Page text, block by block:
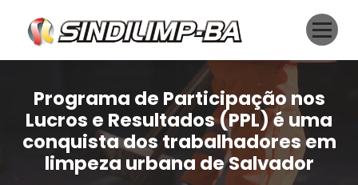
conteúdo
Programa de Participação nos
Lucros e Resultados (PPL) é uma
conquista dos trabalhadores em
limpeza urbana de Salvador